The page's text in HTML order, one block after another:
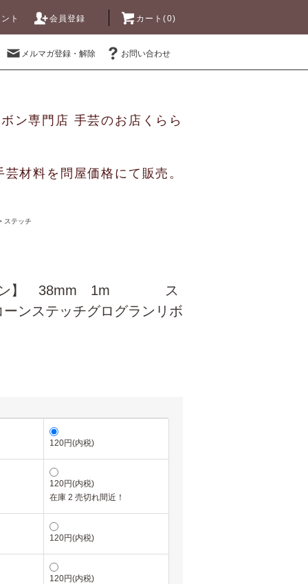
ト 会員登録 カート(0)
メルマガ登録・解除 お問い合わせ
ン専門店 手芸のお店くらら
材料を問屋価格にて販売。
ステッチ
ラン】 38mm 1m ス
ンステッチグログランリボ
120円(内税)
120円(内税)
在庫 2 売切れ間近！
120円(内税)
120円(内税)